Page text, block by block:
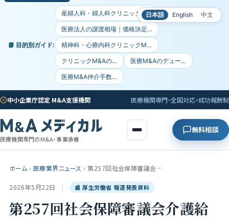
日本語 English 中文
📘 目的別ガイド:
産婦人科・婦人科クリニックM…
医療法人の譲渡相場｜価格決定…
精神科・心療内科クリニックM…
クリニックM&Aの… 医療M&Aのデュー…
医療M&A仲介手数…
中小企業庁認定 M&A支援機関 医療機関専門・全国対応・成功報酬制
医療機関専門のM&A・事業承継
無料相談
ホーム › 医療業界ニュース › 第257回社会保障審議会…
2026年5月22日 | 📰 厚生労働省 報道発表資料
第257回社会保障審議会介護給